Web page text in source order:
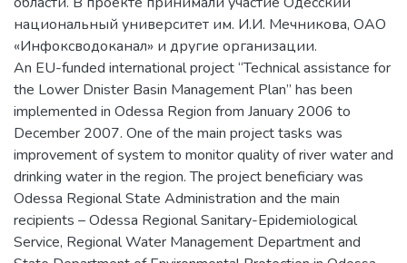
национальный университет им. И.И. Мечникова, ОАО
«Инфоксводоканал» и другие организации.
An EU-funded international project “Technical assistance for
the Lower Dnister Basin Management Plan” has been
implemented in Odessa Region from January 2006 to
December 2007. One of the main project tasks was
improvement of system to monitor quality of river water and
drinking water in the region. The project beneficiary was
Odessa Regional State Administration and the main
recipients – Odessa Regional Sanitary-Epidemiological
Service, Regional Water Management Department and